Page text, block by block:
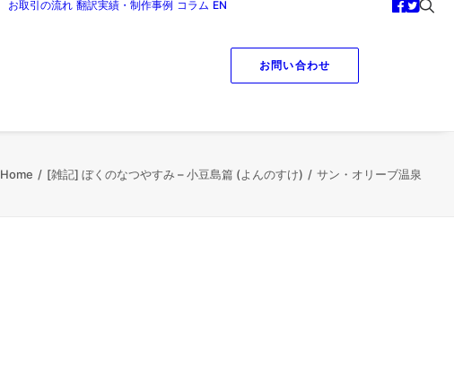
お取引の流れ 翻訳実績・制作事例 コラム EN
お問い合わせ
Home [雑記] ぼくのなつやすみ – 小豆島篇 (よんのすけ) サン・オリーブ温泉